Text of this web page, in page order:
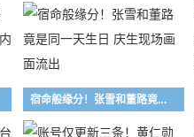
宿命般缘分！张雪和董路竟是同一天生日 庆生现场画面流出